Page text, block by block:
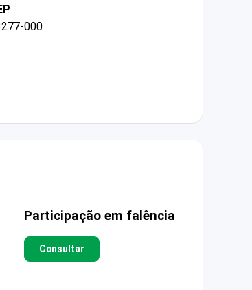
000
Participação em falência
Consultar